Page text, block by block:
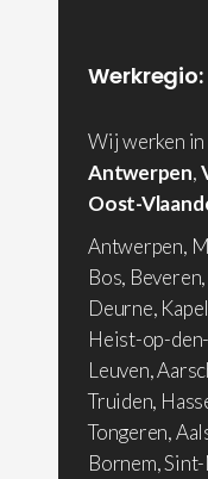
Werkregio:
Wij werken in
Antwerpen,
Oost-
Antwerpen,
Bos,
Deurne,
Heist-op-
Leuven,
Truiden,
Tongeren,
Bornem,